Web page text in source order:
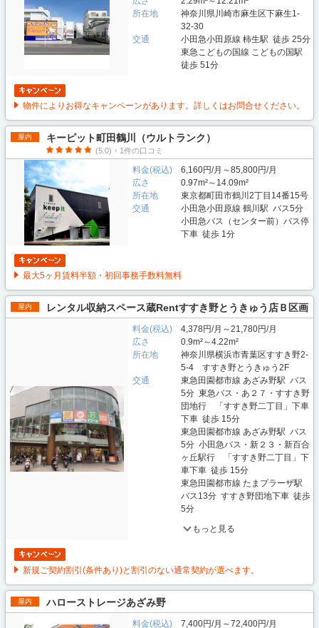
所在地
神奈川県川崎市麻生区下麻生1-
32-30
交通
小田急小田原線 柿生駅 徒歩 25分
東急こどもの国線 こどもの国駅
徒歩 51分
物件によりお得なキャンペーンがあります。詳しくはお問合せください。
屋内 キーピット町田鶴川（ウルトランク）
(5.0)・1件の口コミ
料金(税込)
6,160円/月～85,800円/月
広さ
0.97m²～14.09m²
所在地
東京都町田市鶴川2丁目14番15号
交通
小田急小田原線 鶴川駅 バス5分
小田急バス（センター前）バス停
下車 徒歩 1分
最大5ヶ月賃料半額・初回事務手数料無料
屋内 レンタル収納スペース蔵Rentすすき野とうきゅう店Ｂ区画
料金(税込)
4,378円/月～21,780円/月
広さ
0.9m²～4.22m²
所在地
神奈川県横浜市青葉区すすき野2-
5-4 すすき野とうきゅう2F
交通
東急田園都市線 あざみ野駅 バス
5分 東急バス・あ２７・すすき野
団地行 「すすき野二丁目」下車
下車 徒歩 15分
東急田園都市線 あざみ野駅 バス
5分 小田急バス・新２３・新百合
ヶ丘駅行 「すすき野二丁目」下
車下車 徒歩 15分
東急田園都市線 たまプラーザ駅
バス13分 すすき野団地下車 徒歩
5分
もっと見る
新規ご契約割引(条件あり)と割引のない通常契約が選べます。
屋内 ハローストレージあざみ野
料金(税込) 7,400円/月～72,400円/月